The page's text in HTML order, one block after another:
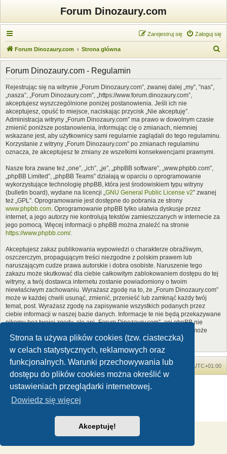
Strona ta używa plików cookies (tzw. ciasteczka)
w celach statystycznych, reklamowych oraz
funkcjonalnych. Warunki przechowywania lub
dostępu do plików cookies można określić w
ustawieniach przeglądarki internetowej.
Dowiedz się więcej
Akceptuję!
Forum Dinozaury.com
Zaloguj się
Zarejestruj się
Forum Dinozaury.com Strona główna
z
Forum Dinozaury.com - Regulamin
Rejestrując się na witrynie „Forum Dinozaury.com”, zwanej dalej „my”, ”nas”,
„nasza”, „Forum Dinozaury.com”, „https://www.forum.dinozaury.com”,
akceptujesz wyszczególnione poniżej postanowienia. Jeśli ich nie
akceptujesz, opuść to miejsce, naciskając przycisk „Nie akceptuję”.
Administracja witryny „Forum Dinozaury.com” ma prawo w dowolnym czasie
zmienić poniższe postanowienia, informując cię o zmianach, niemniej
wskazane jest, aby użytkownicy sami regularnie zaglądali do tego regulaminu.
Korzystanie z witryny „Forum Dinozaury.com” po zmianach regulaminu
oznacza, że akceptujesz te zmiany ze wszelkimi konsekwencjami prawnymi.
Nasze fora zwane też „one”, „ich”, „je”, „phpBB software”, „www.phpbb.com”,
„phpBB Limited”, „phpBB Teams” działają w oparciu o oprogramowanie
wykorzystujące technologię phpBB, która jest środowiskiem typu witryny
(bulletin board), wydane na licencji „GNU General Public License v2” zwanej
też „GPL”. Oprogramowanie jest dostępne do pobrania ze strony
www.phpbb.com. Oprogramowanie phpBB tylko ułatwia dyskusje przez
internet, a jego autorzy nie kontrolują tekstów zamieszczanych w internecie za
jego pomocą. Więcej informacji o phpBB można znaleźć na stronie
https://www.phpbb.com/.
Akceptujesz zakaz publikowania wypowiedzi o charakterze obraźliwym,
oszczerczym, propagującym treści niezgodne z polskim prawem lub
naruszającym cudze prawa autorskie i dobra osobiste. Naruszenie tego
zakazu może skutkować dla ciebie całkowitym zablokowaniem dostępu do tej
witryny, a twój dostawca internetu zostanie powiadomiony o twoim
niewłaściwym zachowaniu. Wyrażasz zgodę na to, że „Forum Dinozaury.com”
może w każdej chwili usunąć, zmienić, przenieść lub zamknąć każdy twój
temat, post. Wyrażasz zgodę na zapisywanie wszystkich podanych przez
ciebie informacji w naszej bazie danych. Informacje te nie będą przekazywane
nikomu bez twojej zgody, ale ani „Forum Dinozaury.com”, ani phpBB nie
ponosi odpowiedzialności za włamania do witryny, podczas których może
dojść do kradzieży danych.
Forum Dinozaury.com Strona główna Strefa czasowa UTC+01:00
Dinozaury.com© 2006-2020
Polski pakiet językowy dostarcza